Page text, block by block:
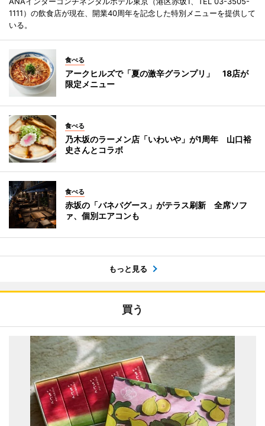
1111）の飲食店が現在、開業40周年を記念した特別メニューを提供して
いる。
食べる
アークヒルズで「夏の激辛グランプリ」 18店が
限定メニュー
食べる
乃木坂のラーメン店「いわいや」が1周年 山口裕
史さんとコラボ
食べる
赤坂の「バネバグース」がテラス刷新 全席ソフ
ァ、個別エアコンも
もっと見る
買う